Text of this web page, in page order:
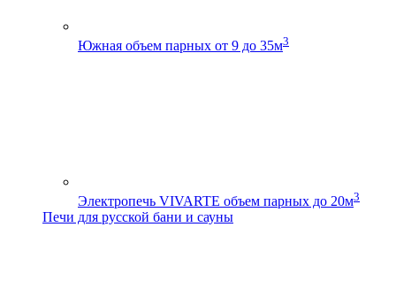
Южная объем парных от 9 до 35м3
Электропечь VIVARTE объем парных до 20м3
Печи для русской бани и сауны